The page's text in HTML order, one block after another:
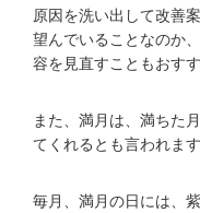
原因を洗い出して改善
望んでいることなのか
容を見直すこともおすす
また、満月は、満ちた
てくれるとも言われます
毎月、満月の日には、